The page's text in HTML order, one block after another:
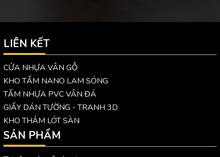
LIÊN KẾT
CỬA NHỰA VÂN GỖ
KHO TẤM NANO LAM SÓNG
TẤM NHỰA PVC VÂN ĐÁ
GIẤY DÁN TƯỜNG - TRANH 3D
KHO THẢM LÓT SÀN
SẢN PHẨM